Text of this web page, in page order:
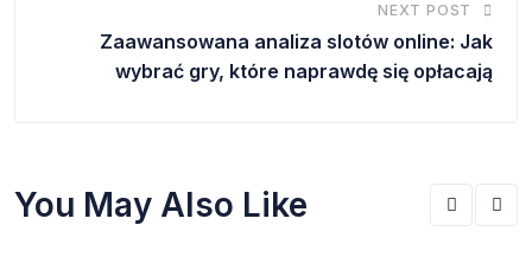
NEXT POST
Zaawansowana analiza slotów online: Jak
wybrać gry, które naprawdę się opłacają
You May Also Like